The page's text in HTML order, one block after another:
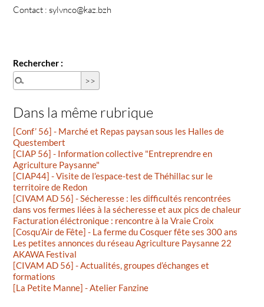
Contact : sylvnco@kaz.bzh
Rechercher :
Dans la même rubrique
[Conf’ 56] - Marché et Repas paysan sous les Halles de
Questembert
[CIAP 56] - Information collective "Entreprendre en
Agriculture Paysanne"
[CIAP44] - Visite de l’espace-test de Théhillac sur le
territoire de Redon
[CIVAM AD 56] - Sécheresse : les difficultés rencontrées
dans vos fermes liées à la sécheresse et aux pics de chaleur
Facturation éléctronique : rencontre à la Vraie Croix
[Cosqu’Air de Fête] - La ferme du Cosquer fête ses 300 ans
Les petites annonces du réseau Agriculture Paysanne 22
AKAWA Festival
[CIVAM AD 56] - Actualités, groupes d’échanges et
formations
[La Petite Manne] - Atelier Fanzine